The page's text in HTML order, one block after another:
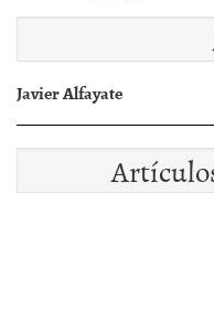
Javier Alfayate